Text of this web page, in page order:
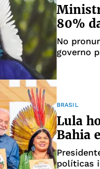
80%
No
governo
BRASIL
Lula
Bahia
políticas